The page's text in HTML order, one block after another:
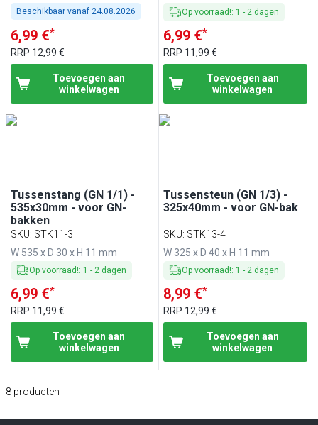
Beschikbaar vanaf 24.08.2026
6,99 €*
RRP 12,99 €
Toevoegen aan
winkelwagen
Op voorraad!: 1 - 2 dagen
6,99 €*
RRP 11,99 €
Toevoegen aan
winkelwagen
Tussenstang (GN 1/1) -
535x30mm - voor GN-
bakken
SKU: STK11-3
W 535 x D 30 x H 11 mm
Op voorraad!: 1 - 2 dagen
6,99 €*
RRP 11,99 €
Toevoegen aan
winkelwagen
Tussensteun (GN 1/3) -
325x40mm - voor GN-bak
SKU: STK13-4
W 325 x D 40 x H 11 mm
Op voorraad!: 1 - 2 dagen
8,99 €*
RRP 12,99 €
Toevoegen aan
winkelwagen
8 producten